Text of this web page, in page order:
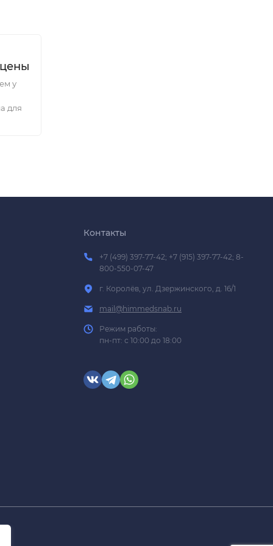
у
для
Контакты
+7 (499) 397-77-42; +7 (915) 397-77-42; 8-
800-550-07-47
г. Королёв, ул. Дзержинского, д. 16/1
mail@himmedsnab.ru
Режим работы:
пн-пт: с 10:00 до 18:00